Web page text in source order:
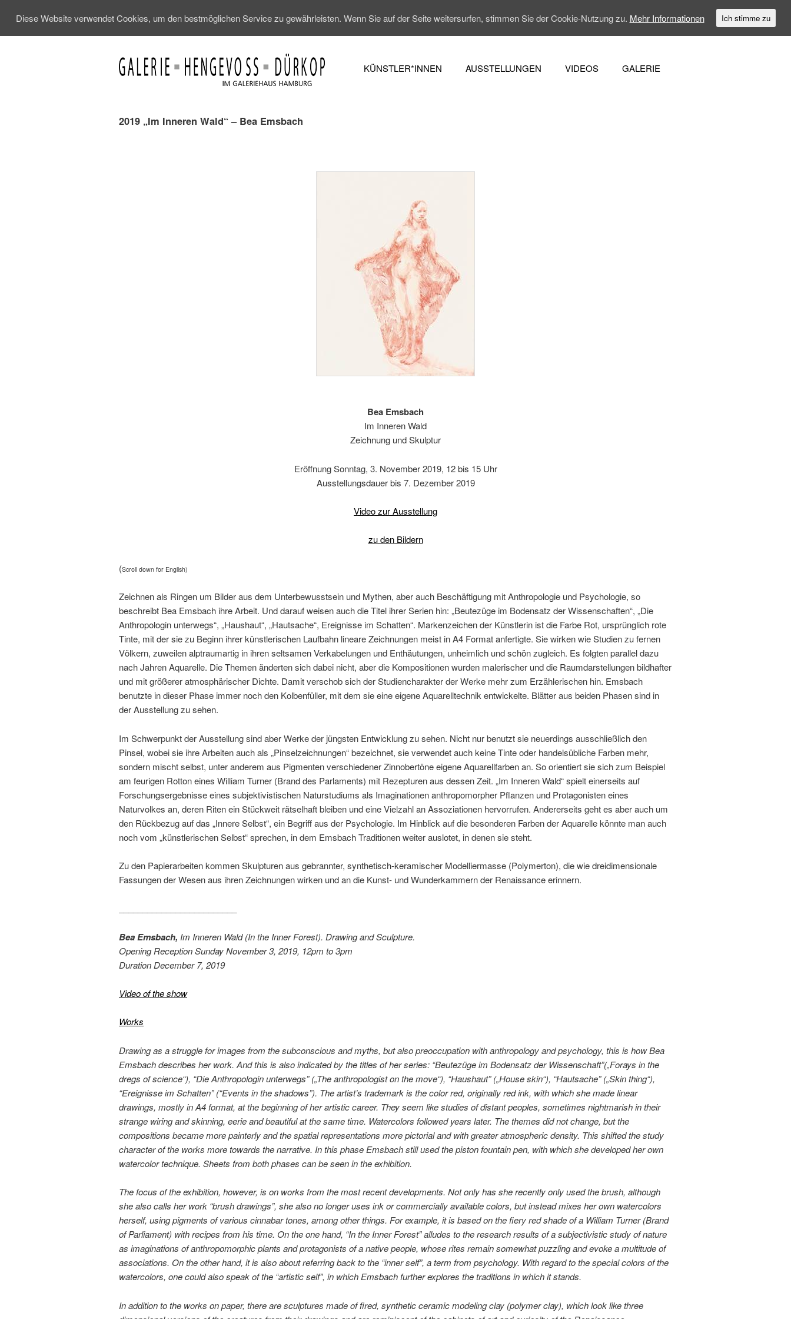
KÜNSTLER*INNEN AUSSTELLUNGEN VIDEOS GALERIE
2019 „Im Inneren Wald“ – Bea Emsbach
Bea Emsbach
Im Inneren Wald
Zeichnung und Skulptur
Eröffnung Sonntag, 3. November 2019, 12 bis 15 Uhr
Ausstellungsdauer bis 7. Dezember 2019
Video zur Ausstellung
zu den Bildern
(Scroll down for English)
Zeichnen als Ringen um Bilder aus dem Unterbewusstsein und Mythen, aber auch Beschäftigung mit Anthropologie und Psychologie, so
beschreibt Bea Emsbach ihre Arbeit. Und darauf weisen auch die Titel ihrer Serien hin: „Beutezüge im Bodensatz der Wissenschaften“, „Die
Anthropologin unterwegs“, „Haushaut“, „Hautsache“, Ereignisse im Schatten“. Markenzeichen der Künstlerin ist die Farbe Rot, ursprünglich rote
Tinte, mit der sie zu Beginn ihrer künstlerischen Laufbahn lineare Zeichnungen meist in A4 Format anfertigte. Sie wirken wie Studien zu fernen
Völkern, zuweilen alptraumartig in ihren seltsamen Verkabelungen und Enthäutungen, unheimlich und schön zugleich. Es folgten parallel dazu
nach Jahren Aquarelle. Die Themen änderten sich dabei nicht, aber die Kompositionen wurden malerischer und die Raumdarstellungen bildhafter
und mit größerer atmosphärischer Dichte. Damit verschob sich der Studiencharakter der Werke mehr zum Erzählerischen hin. Emsbach
benutzte in dieser Phase immer noch den Kolbenfüller, mit dem sie eine eigene Aquarelltechnik entwickelte. Blätter aus beiden Phasen sind in
der Ausstellung zu sehen.
Im Schwerpunkt der Ausstellung sind aber Werke der jüngsten Entwicklung zu sehen. Nicht nur benutzt sie neuerdings ausschließlich den
Pinsel, wobei sie ihre Arbeiten auch als „Pinselzeichnungen“ bezeichnet, sie verwendet auch keine Tinte oder handelsübliche Farben mehr,
sondern mischt selbst, unter anderem aus Pigmenten verschiedener Zinnobertöne eigene Aquarellfarben an. So orientiert sie sich zum Beispiel
am feurigen Rotton eines William Turner (Brand des Parlaments) mit Rezepturen aus dessen Zeit. „Im Inneren Wald“ spielt einerseits auf
Forschungsergebnisse eines subjektivistischen Naturstudiums als Imaginationen anthropomorpher Pflanzen und Protagonisten eines
Naturvolkes an, deren Riten ein Stückweit rätselhaft bleiben und eine Vielzahl an Assoziationen hervorrufen. Andererseits geht es aber auch um
den Rückbezug auf das „Innere Selbst“, ein Begriff aus der Psychologie. Im Hinblick auf die besonderen Farben der Aquarelle könnte man auch
noch vom „künstlerischen Selbst“ sprechen, in dem Emsbach Traditionen weiter auslotet, in denen sie steht.
Zu den Papierarbeiten kommen Skulpturen aus gebrannter, synthetisch-keramischer Modelliermasse (Polymerton), die wie dreidimensionale
Fassungen der Wesen aus ihren Zeichnungen wirken und an die Kunst- und Wunderkammern der Renaissance erinnern.
Bea Emsbach, Im Inneren Wald (In the Inner Forest). Drawing and Sculpture.
Opening Reception Sunday November 3, 2019, 12pm to 3pm
Duration December 7, 2019
Video of the show
Works
Drawing as a struggle for images from the subconscious and myths, but also preoccupation with anthropology and psychology, this is how Bea
Emsbach describes her work. And this is also indicated by the titles of her series: “Beutezüge im Bodensatz der Wissenschaft”(„Forays in the
dregs of science“), “Die Anthropologin unterwegs” („The anthropologist on the move“), “Haushaut” („House skin“), “Hautsache” („Skin thing“),
“Ereignisse im Schatten” (“Events in the shadows”). The artist’s trademark is the color red, originally red ink, with which she made linear
drawings, mostly in A4 format, at the beginning of her artistic career. They seem like studies of distant peoples, sometimes nightmarish in their
strange wiring and skinning, eerie and beautiful at the same time. Watercolors followed years later. The themes did not change, but the
compositions became more painterly and the spatial representations more pictorial and with greater atmospheric density. This shifted the study
character of the works more towards the narrative. In this phase Emsbach still used the piston fountain pen, with which she developed her own
watercolor technique. Sheets from both phases can be seen in the exhibition.
The focus of the exhibition, however, is on works from the most recent developments. Not only has she recently only used the brush, although
she also calls her work “brush drawings”, she also no longer uses ink or commercially available colors, but instead mixes her own watercolors
herself, using pigments of various cinnabar tones, among other things. For example, it is based on the fiery red shade of a William Turner (Brand
of Parliament) with recipes from his time. On the one hand, “In the Inner Forest” alludes to the research results of a subjectivistic study of nature
as imaginations of anthropomorphic plants and protagonists of a native people, whose rites remain somewhat puzzling and evoke a multitude of
associations. On the other hand, it is also about referring back to the “inner self”, a term from psychology. With regard to the special colors of the
watercolors, one could also speak of the “artistic self”, in which Emsbach further explores the traditions in which it stands.
In addition to the works on paper, there are sculptures made of fired, synthetic ceramic modeling clay (polymer clay), which look like three
Diese Website verwendet Cookies, um den bestmöglichen Service zu gewährleisten. Wenn Sie auf der Seite weitersurfen, stimmen Sie der Cookie-Nutzung zu. Mehr Informationen Ich stimme zu